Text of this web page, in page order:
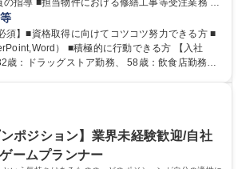
指導 ■担当物件における修繕工事等受注業務 ■
★異業界からの転職者が多数活躍しています
途インセンティヴで平均約100万円/年（昨年度
資格手当50,000円/月 ★親会社である株式会社合
プ会社として、質の高いサービスと適性価格を
須】■資格取得に向けてコツコツ努力できる方 ■
に行動できる方 【入社
ッグストア勤務、 58歳：飲食店勤務
力】■フレックス制度、未経験からでも下限年収
大学 高専 短大 専修学校 高校 語学力： 資格：第
ンポジション】業界未経験歓迎/自社
ームプランナー